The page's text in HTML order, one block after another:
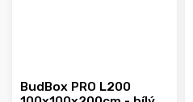
BudBox PRO L200